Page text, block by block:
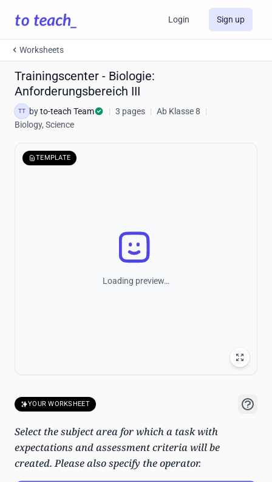
Login Sign up
Worksheets
Trainingscenter - Biologie:
Anforderungsbereich III
TT byto-teach Team | 3 pages | Ab Klasse 8
|
Biology, Science
TEMPLATE
Loading preview…
YOUR WORKSHEET
Select the subject area for which a task with
expectations and assessment criteria will be
created. Please also specify the operator.